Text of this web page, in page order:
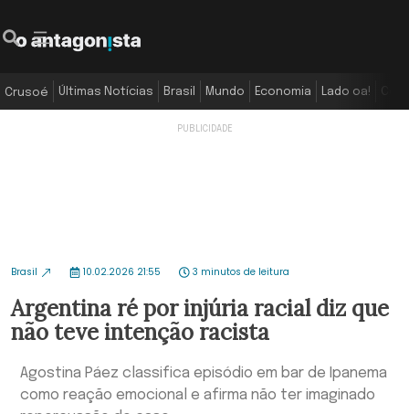
Crusoé Últimas Notícias Brasil Mundo Economia Lado oa!
Brasil 10.02.2026 21:55 3 minutos de leitura
Argentina ré por injúria racial diz que
não teve intenção racista
Agostina Páez classifica episódio em bar de Ipanema
como reação emocional e afirma não ter imaginado